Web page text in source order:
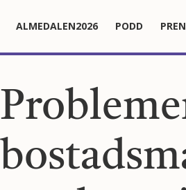
ALMEDALEN2026 PODD